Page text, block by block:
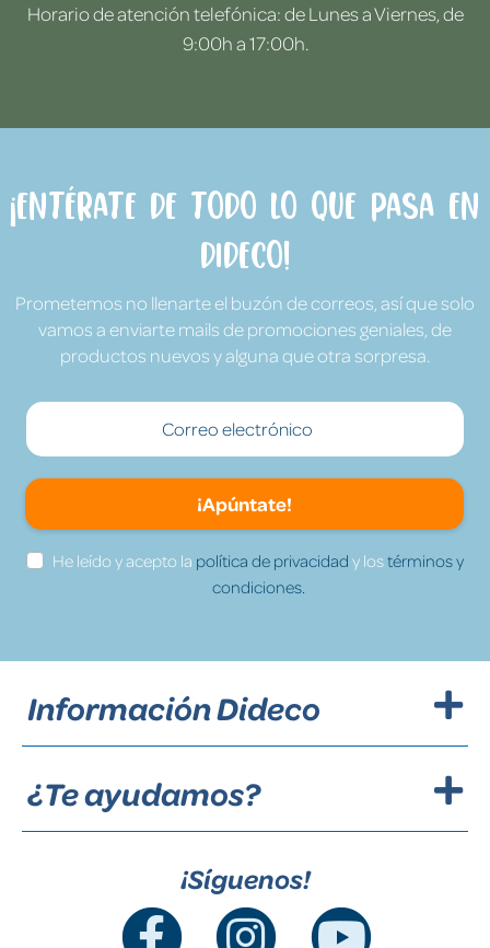
Horario de atención telefónica: de Lunes a Viernes, de
9:00h a 17:00h.
¡Entérate de todo lo que pasa en
Dideco!
Prometemos no llenarte el buzón de correos, así que solo
vamos a enviarte mails de promociones geniales, de
productos nuevos y alguna que otra sorpresa.
¡Apúntate!
He leído y acepto la política de privacidad y lostérminos y
condiciones.
Información Dideco
¿Te ayudamos?
¡Síguenos!